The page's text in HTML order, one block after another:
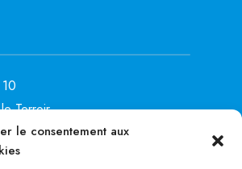
le consentement aux
Terroir
19h00
16h00